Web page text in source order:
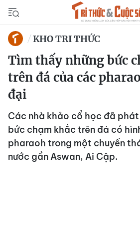
KHO TRI THỨC
Tìm thấy những bức
trên đá của các
đại
Các nhà khảo cổ học đã phát
bức chạm khắc trên đá có
pharaoh trong một chuyến
nước gần Aswan, Ai Cập.